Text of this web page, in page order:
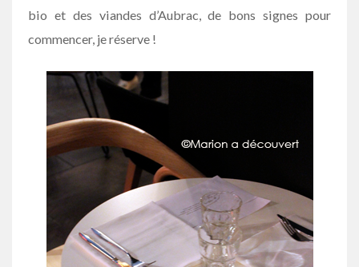
bio et des viandes d’Aubrac, de bons signes pour
commencer, je réserve !